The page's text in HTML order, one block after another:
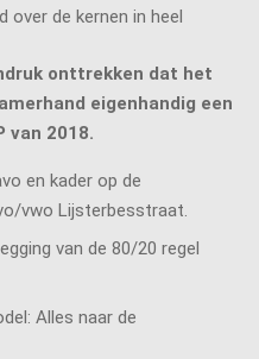
over de kernen in heel
onttrekken dat het
eigenhandig een
van 2018.
en kader op de
vwo Lijsterbesstraat.
van de 80/20 regel
Alles naar de